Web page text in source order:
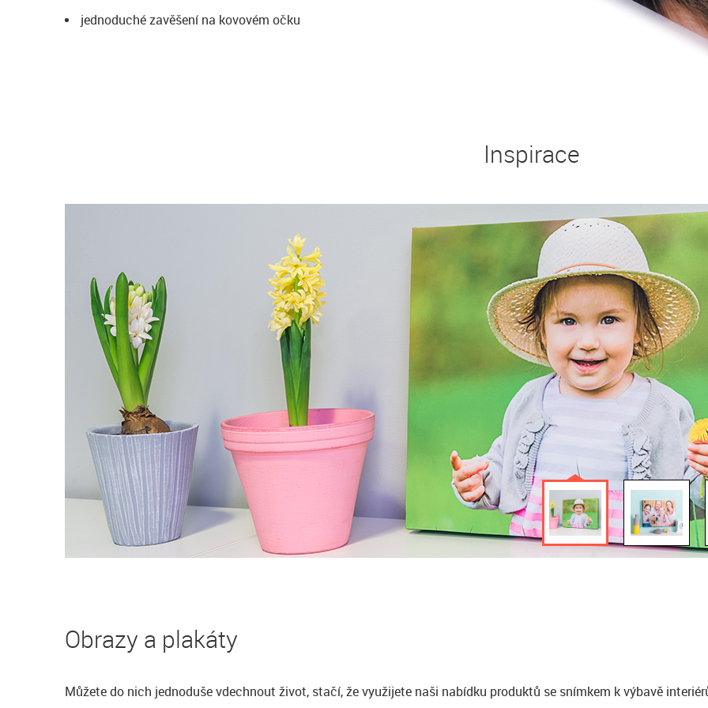
jednoduché zavěšení na kovovém očku
Inspirace
Obrazy a plakáty
Můžete do nich jednoduše vdechnout život, stačí, že využijete naši nabídku produktů se snímkem k výbavě